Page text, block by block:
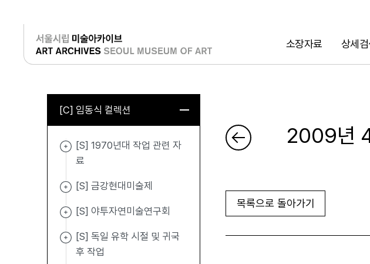
소장자료 상세검
로그인
[C] 임동식 컬렉션
[S] 1970년대 작업 관련 자
료
[S] 금강현대미술제
[S] 야투자연미술연구회
[S] 독일 유학 시절 및 귀국
후 작업
2009년 4
목록으로 돌아가기